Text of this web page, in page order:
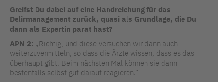
Greifst Du dabei auf eine Handreichung für das
Delirmanagement zurück, quasi als Grundlage, die Du
dann als Expertin parat hast?
APN 2: „Richtig, und diese versuchen wir dann auch
weiterzuvermitteln, so dass die Ärzte wissen, dass es das
überhaupt gibt. Beim nächsten Mal können sie dann
bestenfalls selbst gut darauf reagieren.“